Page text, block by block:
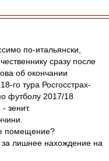
по-итальянски,
сразу после
об окончании
го тура Росгосстрах-
футболу 2017/18
зенит.
помещение?
лишнее нахождение на